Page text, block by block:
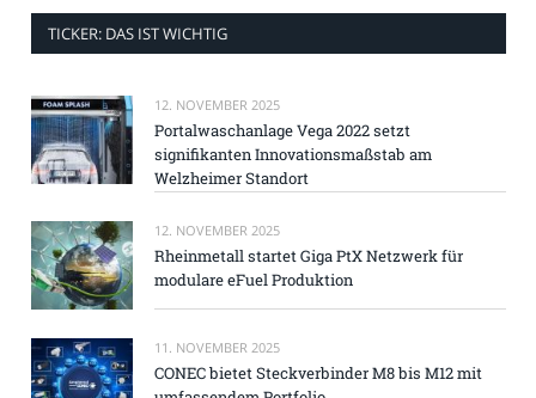
TICKER: DAS IST WICHTIG
12. NOVEMBER 2025
Portalwaschanlage Vega 2022 setzt
signifikanten Innovationsmaßstab am
Welzheimer Standort
12. NOVEMBER 2025
Rheinmetall startet Giga PtX Netzwerk für
modulare eFuel Produktion
11. NOVEMBER 2025
CONEC bietet Steckverbinder M8 bis M12 mit